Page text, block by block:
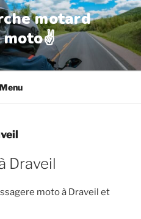
motard
moto✌️
Menu
Draveil
moto à Draveil et